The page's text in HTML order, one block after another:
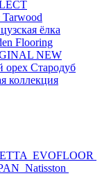
Tarwood
ёлка
Flooring
NEW
орех Стародуб
коллекция
EVOFLOOR
Natisston